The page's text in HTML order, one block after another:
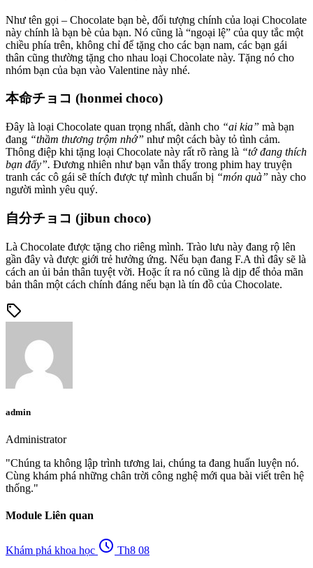
Như tên gọi – Chocolate bạn bè, đối tượng chính của loại Chocolate
này chính là bạn bè của bạn. Nó cũng là “ngoại lệ” của quy tắc một
chiều phía trên, không chỉ để tặng cho các bạn nam, các bạn gái
thân cũng thường tặng cho nhau loại Chocolate này. Tặng nó cho
nhóm bạn của bạn vào Valentine này nhé.
本命チョコ (honmei choco)
Đây là loại Chocolate quan trọng nhất, dành cho “ai kia” mà bạn
đang “thầm thương trộm nhớ” như một cách bày tỏ tình cảm.
Thông điệp khi tặng loại Chocolate này rất rõ ràng là “tớ đang thích
bạn đấy”. Đương nhiên như bạn vẫn thấy trong phim hay truyện
tranh các cô gái sẽ thích được tự mình chuẩn bị “món quà” này cho
người mình yêu quý.
自分チョコ (jibun choco)
Là Chocolate được tặng cho riêng mình. Trào lưu này đang rộ lên
gần đây và được giới trẻ hưởng ứng. Nếu bạn đang F.A thì đây sẽ là
cách an ủi bản thân tuyệt vời. Hoặc ít ra nó cũng là dịp để thỏa mãn
bản thân một cách chính đáng nếu bạn là tín đồ của Chocolate.
sell
admin
Administrator
"Chúng ta không lập trình tương lai, chúng ta đang huấn luyện nó.
Cùng khám phá những chân trời công nghệ mới qua bài viết trên hệ
thống."
Module Liên quan
Khám phá khoa học schedule Th8 08